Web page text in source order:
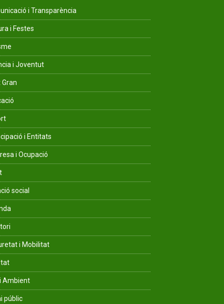
i Transparència
i Festes
i Joventut
Gran
i Entitats
i Ocupació
social
i Mobilitat
Ambient
públic